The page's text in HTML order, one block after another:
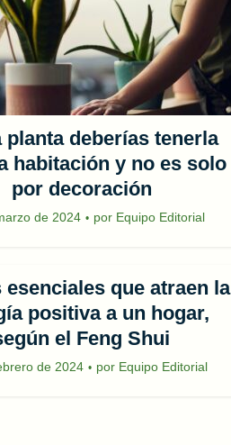
planta deberías tenerla
habitación y no es solo
por decoración
de 2024 por Equipo Editorial
esenciales que atraen la
positiva a un hogar,
el Feng Shui
de 2024 por Equipo Editorial